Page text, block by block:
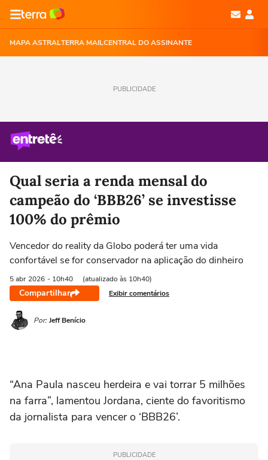
MAPA ASTRALTERRA MAILCENTRAL DO ASSINANTE
PUBLICIDADE
Qual seria a renda mensal do
campeão do ‘BBB26’ se investisse
100% do prêmio
Vencedor do reality da Globo poderá ter uma vida
confortável se for conservador na aplicação do dinheiro
5 abr 2026 - 10h40 (atualizado às 10h40)
Compartilhar Exibir comentários
Por: Jeff Benício
“Ana Paula nasceu herdeira e vai torrar 5 milhões
na farra”, lamentou Jordana, ciente do favoritismo
da jornalista para vencer o ‘BBB26’.
PUBLICIDADE